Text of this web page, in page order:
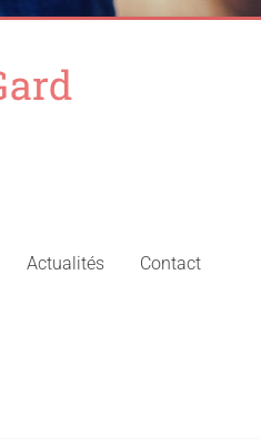
Actualités Contact